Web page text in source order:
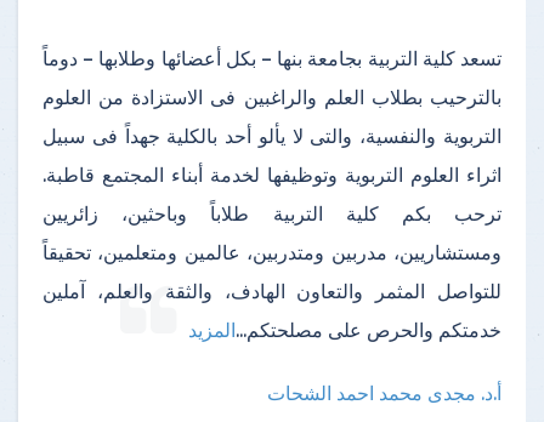
تسعد كلية التربية بجامعة بنها – بكل أعضائها وطلابها – دوماً
بالترحيب بطلاب العلم والراغبين فى الاستزادة من العلوم
التربوية والنفسية، والتى لا يألو أحد بالكلية جهداً فى سبيل
اثراء العلوم التربوية وتوظيفها لخدمة أبناء المجتمع قاطبة.
ترحب بكم كلية التربية طلاباً وباحثين، زائريين
ومستشاريين، مدربين ومتدربين، عالمين ومتعلمين، تحقيقاً
للتواصل المثمر والتعاون الهادف، والثقة والعلم، آملين
خدمتكم والحرص على مصلحتكم...المزيد
أ.د. مجدى محمد احمد الشحات